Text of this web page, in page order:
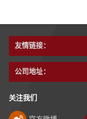
友情链接：
公司地址：
关注我们